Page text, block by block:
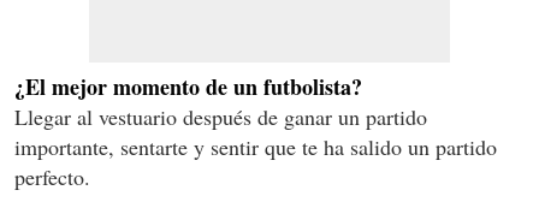
¿El mejor momento de un futbolista?
Llegar al vestuario después de ganar un partido
importante, sentarte y sentir que te ha salido un partido
perfecto.